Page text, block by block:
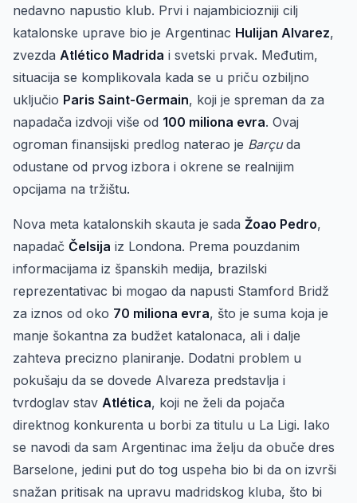
nedavno napustio klub. Prvi i najambiciozniji cilj
katalonske uprave bio je Argentinac Hulijan Alvarez,
zvezda Atlético Madrida i svetski prvak. Međutim,
situacija se komplikovala kada se u priču ozbiljno
uključio Paris Saint-Germain, koji je spreman da za
napadača izdvoji više od 100 miliona evra. Ovaj
ogroman finansijski predlog naterao je Barçuda
odustane od prvog izbora i okrene se realnijim
opcijama na tržištu.
Nova meta katalonskih skauta je sada Žoao Pedro,
napadač Čelsija iz Londona. Prema pouzdanim
informacijama iz španskih medija, brazilski
reprezentativac bi mogao da napusti Stamford Bridž
za iznos od oko 70 miliona evra, što je suma koja je
manje šokantna za budžet katalonaca, ali i dalje
zahteva precizno planiranje. Dodatni problem u
pokušaju da se dovede Alvareza predstavlja i
tvrdoglav stav Atlética, koji ne želi da pojača
direktnog konkurenta u borbi za titulu u La Ligi. Iako
se navodi da sam Argentinac ima želju da obuče dres
Barselone, jedini put do tog uspeha bio bi da on izvrši
snažan pritisak na upravu madridskog kluba, što bi